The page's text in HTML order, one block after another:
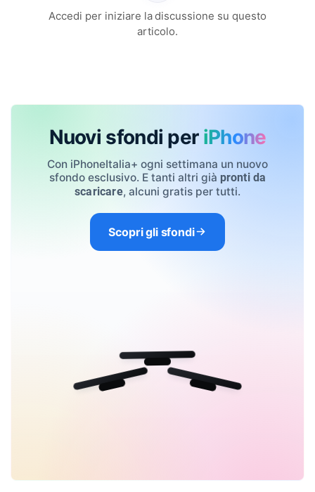
Accedi per iniziare la discussione su questo
articolo.
Nuovi sfondi per iPhone
Con iPhoneItalia+ ogni settimana un nuovo
sfondo esclusivo. E tanti altri già pronti da
scaricare, alcuni gratis per tutti.
Scopri gli sfondi